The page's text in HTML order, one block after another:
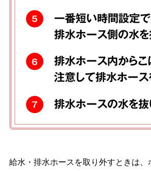
5
一番短い時間設定で
排水ホース側の水を
6
排水ホース内から
注意して排水ホー
7 排水ホースの水を
給水・排水ホースを取り外すときは、